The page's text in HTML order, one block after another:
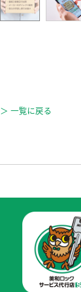
＞ 一覧に戻る